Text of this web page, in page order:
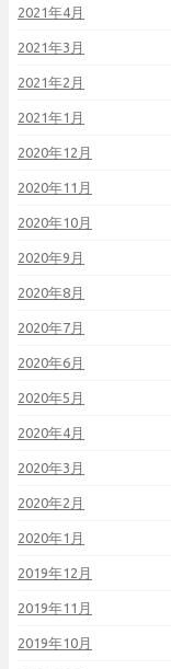
2021年4月
2021年3月
2021年2月
2021年1月
2020年12月
2020年11月
2020年10月
2020年9月
2020年8月
2020年7月
2020年6月
2020年5月
2020年4月
2020年3月
2020年2月
2020年1月
2019年12月
2019年11月
2019年10月